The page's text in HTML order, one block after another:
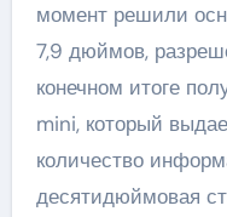
момент решили
7,9 дюймов,
конечном итоге
mini, который
количество
десятидюймовая